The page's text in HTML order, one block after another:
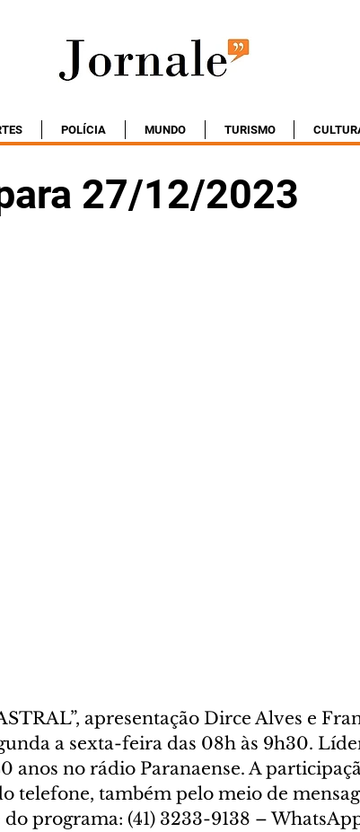
POLÍCIA MUNDO TURISMO
27/12/2023
apresentação Dirce Alves e
a sexta-feira das 08h às 9h30.
anos no rádio Paranaense. A
telefone, também pelo meio de
programa: (41) 3233-9138 –